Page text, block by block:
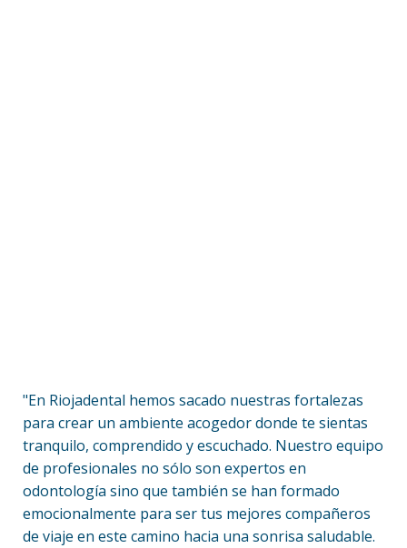
"En Riojadental hemos sacado nuestras fortalezas
para crear un ambiente acogedor donde te sientas
tranquilo, comprendido y escuchado. Nuestro equipo
de profesionales no sólo son expertos en
odontología sino que también se han formado
emocionalmente para ser tus mejores compañeros
de viaje en este camino hacia una sonrisa saludable.